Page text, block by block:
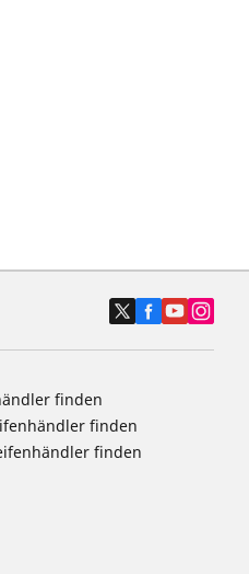
finden
finden
finden